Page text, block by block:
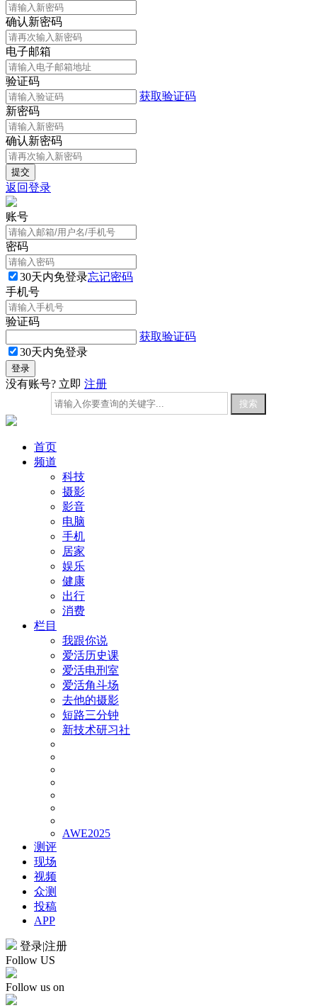
确认新密码
电子邮箱
验证码
获取验证码
新密码
确认新密码
返回登录
账号
密码
30天内免登录忘记密码
手机号
验证码
获取验证码
30天内免登录
没有账号? 立即 注册
首页
频道
科技
摄影
影音
电脑
手机
居家
娱乐
健康
出行
消费
栏目
我跟你说
爱活历史课
爱活电刑室
爱活角斗场
去他的摄影
短路三分钟
新技术研习社
AWE2025
测评
现场
视频
众测
投稿
APP
登录|注册
Follow US
Follow us on